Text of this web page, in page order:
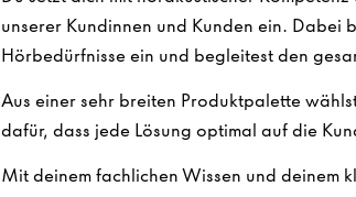
unserer Kundinnen und Kunden ein.
Hörbedürfnisse ein und begleitest den
Aus einer sehr breiten Produktpalette
dafür, dass jede Lösung optimal auf die
Mit deinem fachlichen Wissen und deinem